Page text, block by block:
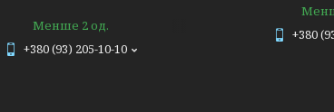
Менше 2 од.
+380 (93) 205-10-10
+380